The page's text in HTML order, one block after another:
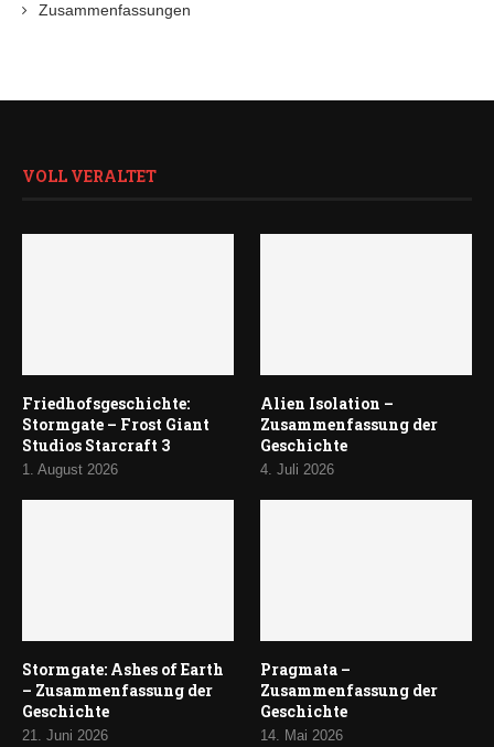
Zusammenfassungen
VOLL VERALTET
Friedhofsgeschichte:
Stormgate – Frost Giant
Studios Starcraft 3
1. August 2026
Alien Isolation –
Zusammenfassung der
Geschichte
4. Juli 2026
Stormgate: Ashes of Earth
– Zusammenfassung der
Geschichte
21. Juni 2026
Pragmata –
Zusammenfassung der
Geschichte
14. Mai 2026